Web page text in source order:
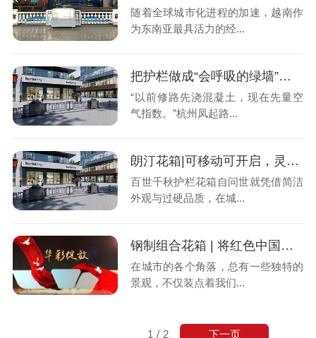
随着全球城市化进程的加速，越南作
为东南亚最具活力的经...
把护栏做成“会呼吸的绿墙”，城市开始流行“轻硬装”
“以前修路先浇混凝土，现在先量空
气指数。”杭州凤起路...
朗汀花箱|可移动可开启，灵活适配的空间动态布景专家
百世千秋护栏花箱自问世就凭借简洁
外观与过硬品质，在城...
钢制组合花箱 | 将红色中国梦深深种进城市公园里，魔法竟是TA
在城市的各个角落，总有一些独特的
景观，不仅装点着我们...
1 / 2 下一页